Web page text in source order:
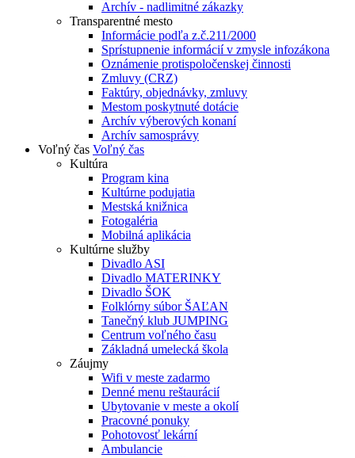
Archív - nadlimitné zákazky
Transparentné mesto
Informácie podľa z.č.211/2000
Sprístupnenie informácií v zmysle infozákona
Oznámenie protispoločenskej činnosti
Zmluvy (CRZ)
Faktúry, objednávky, zmluvy
Mestom poskytnuté dotácie
Archív výberových konaní
Archív samosprávy
Voľný čas Voľný čas
Kultúra
Program kina
Kultúrne podujatia
Mestská knižnica
Fotogaléria
Mobilná aplikácia
Kultúrne služby
Divadlo ASI
Divadlo MATERINKY
Divadlo ŠOK
Folklórny súbor ŠAĽAN
Tanečný klub JUMPING
Centrum voľného času
Základná umelecká škola
Záujmy
Wifi v meste zadarmo
Denné menu reštaurácií
Ubytovanie v meste a okolí
Pracovné ponuky
Pohotovosť lekární
Ambulancie